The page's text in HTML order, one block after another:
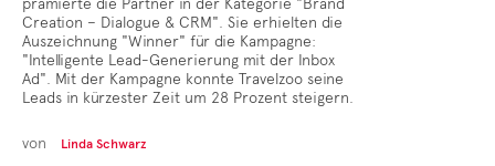
Creation – Dialogue & CRM". Sie erhielten die
Auszeichnung "Winner" für die Kampagne:
"Intelligente Lead-Generierung mit der Inbox
Ad". Mit der Kampagne konnte Travelzoo seine
Leads in kürzester Zeit um 28 Prozent steigern.
von Linda Schwarz